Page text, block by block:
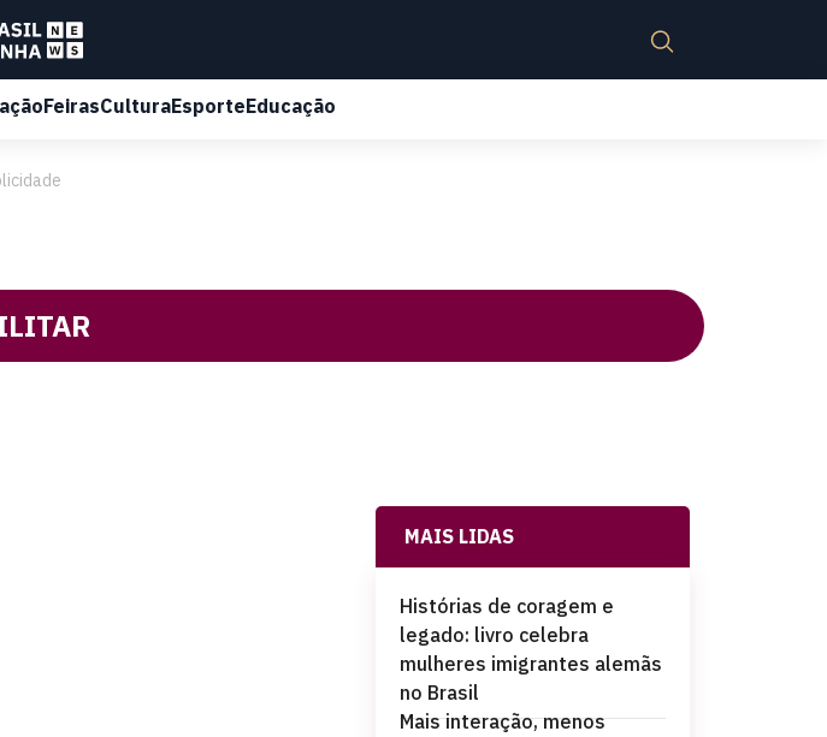
FeirasCulturaEsporteEducação
MAIS LIDAS
Histórias de coragem e
legado: livro celebra
mulheres imigrantes alemãs
no Brasil
Mais interação, menos